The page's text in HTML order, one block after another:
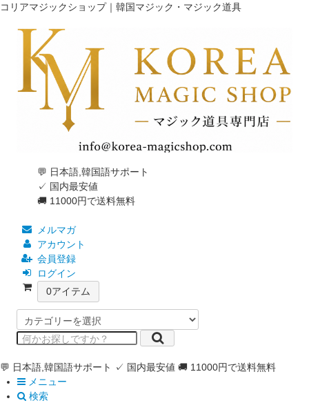
コリアマジックショップ｜韓国マジック・マジック道具
💬 日本語,韓国語サポート
✓ 国内最安値
🚚 11000円で送料無料
メルマガ
アカウント
会員登録
ログイン
0アイテム
💬 日本語,韓国語サポート ✓ 国内最安値 🚚 11000円で送料無料
メニュー
検索